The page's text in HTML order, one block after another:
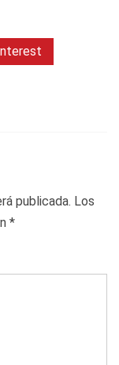
publicada. Los
*